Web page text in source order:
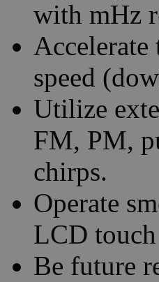
with mHz
speed
Utilize
FM, PM,
chirps.
Operate
LCD touch
Be future